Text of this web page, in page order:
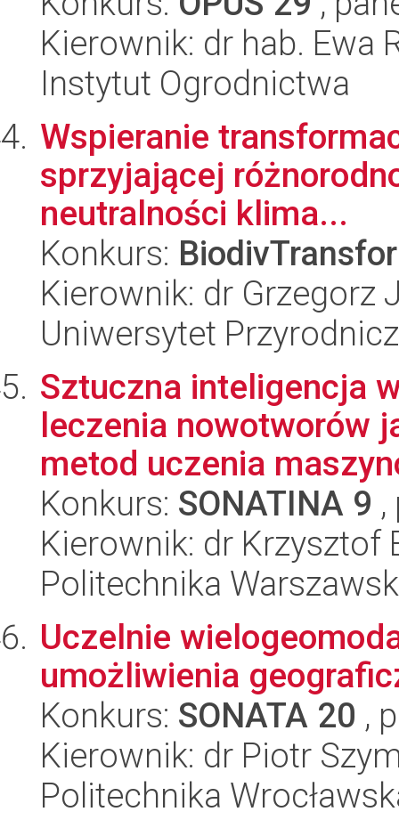
Kierownik: dr hab. Ewa
Instytut Ogrodnictwa
Wspieranie
sprzyjającej
neutralności klima...
Konkurs:
Kierownik: dr Grzegorz
Uniwersytet
Sztuczna inteligencja
leczenia nowotworów
metod uczenia
Konkurs: SONATINA 9
Kierownik: dr Krzysztof
Politechnika
Uczelnie
umożliwienia
Konkurs: SONATA 20 ,
Kierownik: dr Piotr
Politechnika